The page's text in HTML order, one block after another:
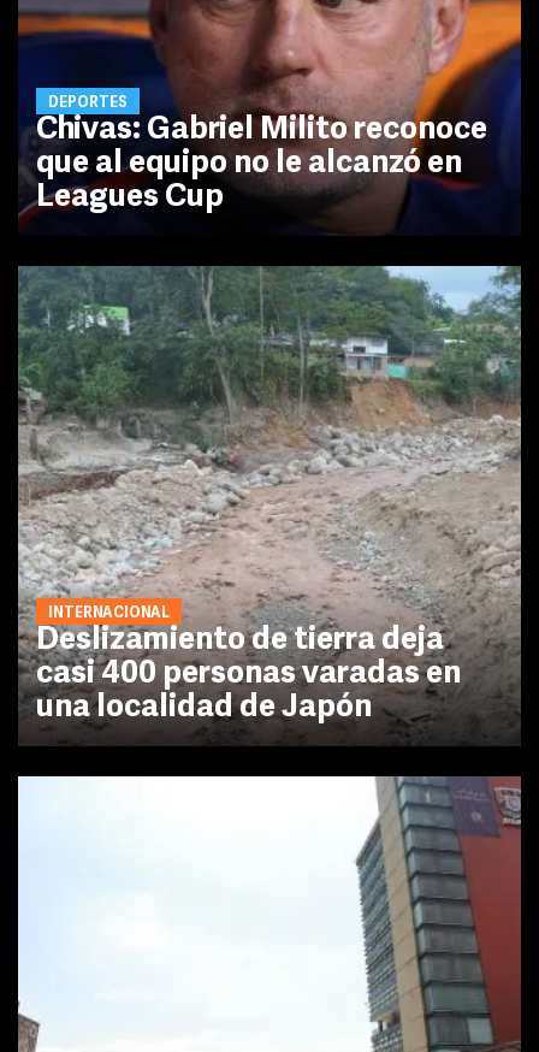
DEPORTES
Chivas: Gabriel Milito reconoce
que al equipo no le alcanzó en
Leagues Cup
INTERNACIONAL
Deslizamiento de tierra deja
casi 400 personas varadas en
una localidad de Japón